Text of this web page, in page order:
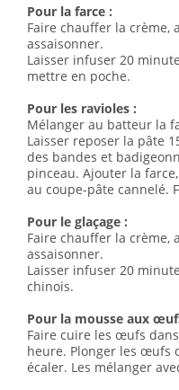
Pour la farce :
Faire chauffer la crème,
assaisonner.
Laisser infuser 20
mettre en poche.
Pour les ravioles :
Mélanger au batteur la
Laisser reposer la pâte
des bandes et
pinceau. Ajouter la
au coupe-pâte cannelé.
Pour le glaçage :
Faire chauffer la crème,
assaisonner.
Laisser infuser 20
chinois.
Pour la mousse aux
Faire cuire les œufs
heure. Plonger les œufs
écaler. Les mélanger